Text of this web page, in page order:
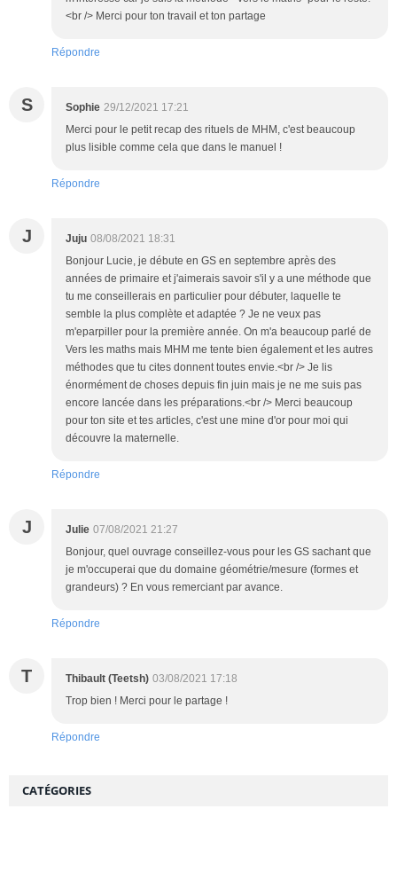
<br /> Merci pour ton travail et ton partage
Répondre
S Sophie 29/12/2021 17:21
Merci pour le petit recap des rituels de MHM, c'est beaucoup
plus lisible comme cela que dans le manuel !
Répondre
J Juju 08/08/2021 18:31
Bonjour Lucie, je débute en GS en septembre après des
années de primaire et j'aimerais savoir s'il y a une méthode que
tu me conseillerais en particulier pour débuter, laquelle te
semble la plus complète et adaptée ? Je ne veux pas
m'eparpiller pour la première année. On m'a beaucoup parlé de
Vers les maths mais MHM me tente bien également et les autres
méthodes que tu cites donnent toutes envie.<br /> Je lis
énormément de choses depuis fin juin mais je ne me suis pas
encore lancée dans les préparations.<br /> Merci beaucoup
pour ton site et tes articles, c'est une mine d'or pour moi qui
découvre la maternelle.
Répondre
J Julie 07/08/2021 21:27
Bonjour, quel ouvrage conseillez-vous pour les GS sachant que
je m'occuperai que du domaine géométrie/mesure (formes et
grandeurs) ? En vous remerciant par avance.
Répondre
T Thibault (Teetsh) 03/08/2021 17:18
Trop bien ! Merci pour le partage !
Répondre
CATÉGORIES